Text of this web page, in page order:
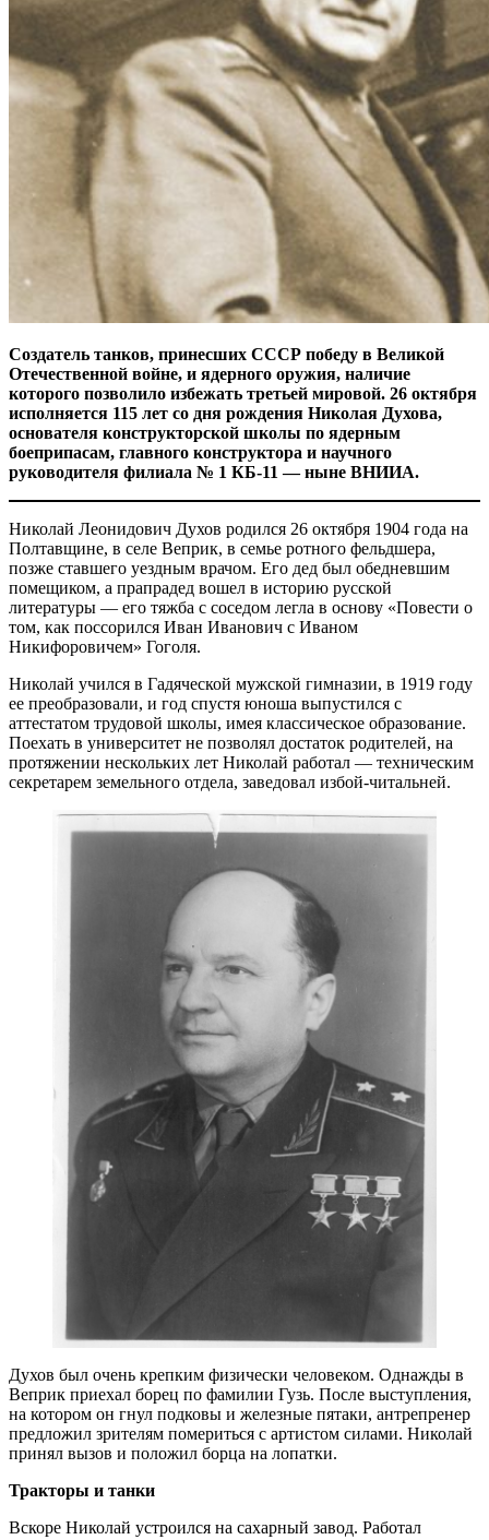
Создатель танков, принесших СССР победу в Великой
Отечественной войне, и ядерного оружия, наличие
которого позволило избежать третьей мировой. 26 октября
исполняется 115 лет со дня рождения Николая Духова,
основателя конструкторской школы по ядерным
боеприпасам, главного конструктора и научного
руководителя филиала № 1 КБ-11 — ныне ВНИИА.
Николай Леонидович Духов родился 26 октября 1904 года на
Полтавщине, в селе Веприк, в семье ротного фельдшера,
позже ставшего уездным врачом. Его дед был обедневшим
помещиком, а прапрадед вошел в историю русской
литературы — его тяжба с соседом легла в основу «Повести о
том, как поссорился Иван Иванович с Иваном
Никифоровичем» Гоголя.
Николай учился в Гадяческой мужской гимназии, в 1919 году
ее преобразовали, и год спустя юноша выпустился с
аттестатом трудовой школы, имея классическое образование.
Поехать в университет не позволял достаток родителей, на
протяжении нескольких лет Николай работал — техническим
секретарем земельного отдела, заведовал избой-читальней.
Духов был очень крепким физически человеком. Однажды в
Веприк приехал борец по фамилии Гузь. После выступления,
на котором он гнул подковы и железные пятаки, антрепренер
предложил зрителям помериться с артистом силами. Николай
принял вызов и положил борца на лопатки.
Тракторы и танки
Вскоре Николай устроился на сахарный завод. Работал